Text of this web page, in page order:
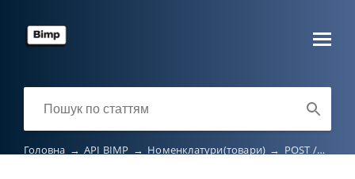
Головна → API BIMP → Номенклатури(товари) → POST /org2/nomenclature/api-readBatches